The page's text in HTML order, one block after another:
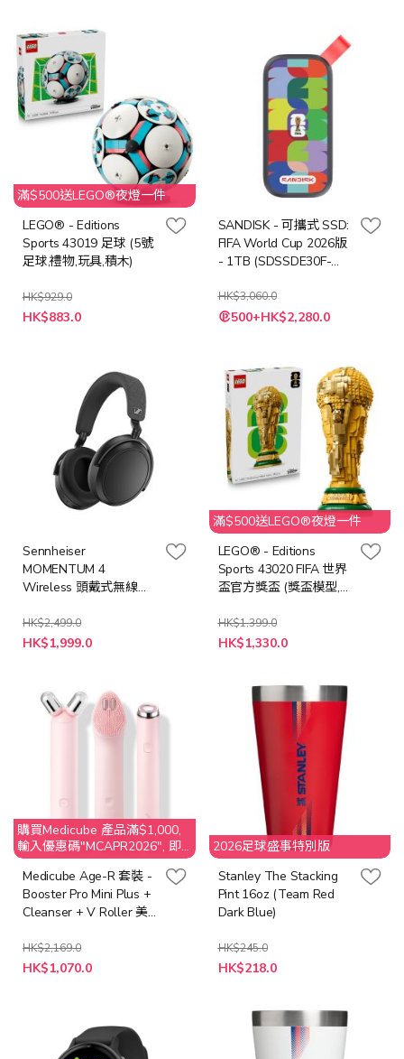
滿$500送LEGO®夜燈一件
LEGO® - Editions
Sports 43019 足球 (5號
足球,禮物,玩具,積木)
HK$929.0
特
殊
HK$883.0
SANDISK - 可攜式 SSD:
FIFA World Cup 2026版
- 1TB (SDSSDE30F-
HK$3,060.0
特
殊 500+HK$2,280.0
Sennheiser
MOMENTUM 4
Wireless 頭戴式無線耳
HK$2,499.0
HK$1,999.0
滿$500送LEGO®夜燈一件
LEGO® - Editions
Sports 43020 FIFA 世界
盃官方獎盃 (獎盃模型,禮
HK$1,399.0
特
殊
HK$1,330.0
購買Medicube 產品滿$1,000,
輸入優惠碼"MCAPR2026", 即
享$50 折扣
Medicube Age-R 套裝 -
Booster Pro Mini Plus +
Cleanser + V Roller 美
HK$2,169.0
HK$1,070.0
2026足球盛事特別版
Stanley The Stacking
Pint 16oz (Team Red
Dark Blue)
HK$245.0
特
殊
HK$218.0